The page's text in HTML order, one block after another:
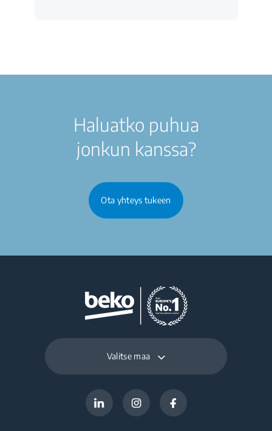
Haluatko puhua
jonkun kanssa?
Ota yhteys tukeen
Valitse maa